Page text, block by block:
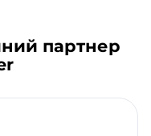
партнер